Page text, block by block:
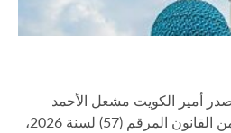
24 مايو/أيار 2026، أصدر أمير الكويت مشعل الأحمد
يتضمن القانون المرقم (57) لسنة 2026،